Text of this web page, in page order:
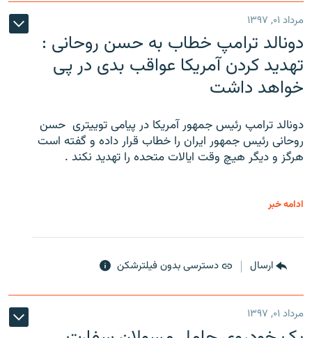
مرداد ۰۱, ۱۳۹۷
دونالد ترامپ خطاب به حسن روحانی :
تهدید کردن آمریکا عواقب بدی در پی
خواهد داشت
دونالد ترامپ رئیس جمهور آمریکا در پیامی توییتری ‌ حسن
روحانی رئیس جمهور ایران را خطاب قرار داده و گفته است
هرگز و دیگر هیچ وقت ایالات متحده را تهدید نکند .
ادامه خبر
ارسال دسترسی بدون فیلترشکن
مرداد ۰۱, ۱۳۹۷